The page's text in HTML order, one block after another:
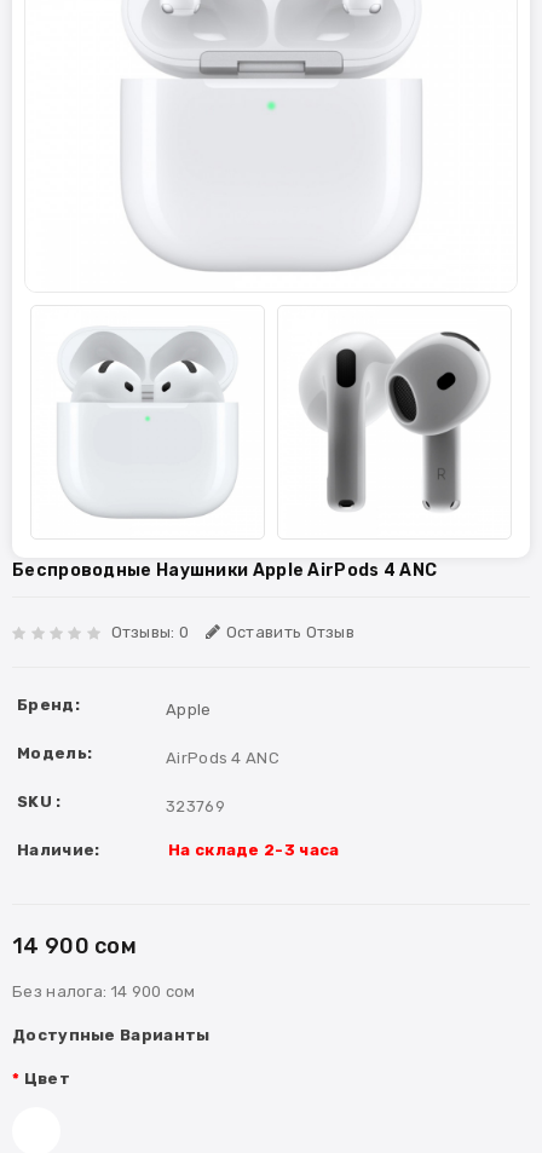
Беспроводные Наушники Apple AirPods 4 ANC
Отзывы: 0 Оставить Отзыв
Бренд: Apple
Модель: AirPods 4 ANC
SKU : 323769
Наличие: На складе 2-3 часа
14 900 сом
Без налога: 14 900 сом
Доступные Варианты
Цвет